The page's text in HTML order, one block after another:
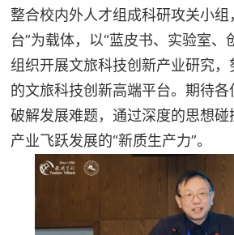
整合校内外人才组成科研攻关小组
台”为载体，以“蓝皮书、实验室、
组织开展文旅科技创新产业研究，
的文旅科技创新高端平台。期待
破解发展难题，通过深度的思想
产业飞跃发展的“新质生产力”。